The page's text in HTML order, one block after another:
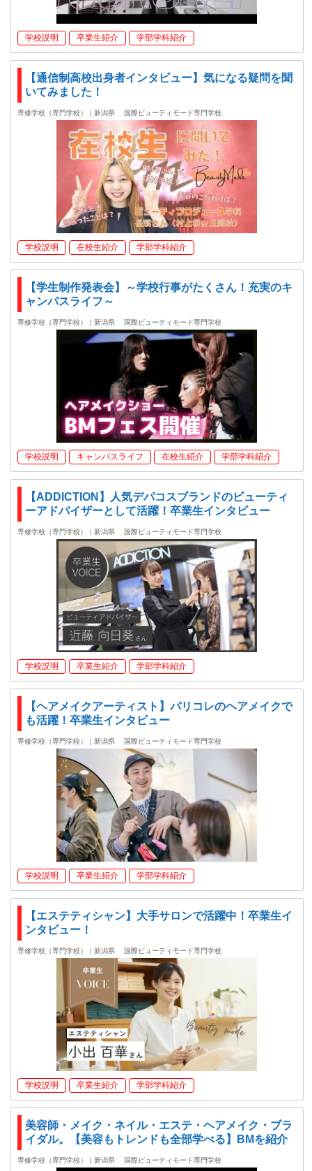
学校説明 卒業生紹介 学部学科紹介
【通信制高校出身者インタビュー】気になる疑問を聞
いてみました！
専修学校（専門学校）｜新潟県 国際ビューティモード専門学校
学校説明 在校生紹介 学部学科紹介
【学生制作発表会】～学校行事がたくさん！充実のキ
ャンパスライフ～
専修学校（専門学校）｜新潟県 国際ビューティモード専門学校
学校説明 キャンパスライフ 在校生紹介 学部学科紹介
【ADDICTION】人気デパコスブランドのビューティ
ーアドバイザーとして活躍！卒業生インタビュー
専修学校（専門学校）｜新潟県 国際ビューティモード専門学校
学校説明 卒業生紹介 学部学科紹介
【ヘアメイクアーティスト】パリコレのヘアメイクで
も活躍！卒業生インタビュー
専修学校（専門学校）｜新潟県 国際ビューティモード専門学校
学校説明 卒業生紹介 学部学科紹介
【エステティシャン】大手サロンで活躍中！卒業生イ
ンタビュー！
専修学校（専門学校）｜新潟県 国際ビューティモード専門学校
学校説明 卒業生紹介 学部学科紹介
美容師・メイク・ネイル・エステ・ヘアメイク・ブラ
イダル。【美容もトレンドも全部学べる】BMを紹介
専修学校（専門学校）｜新潟県 国際ビューティモード専門学校